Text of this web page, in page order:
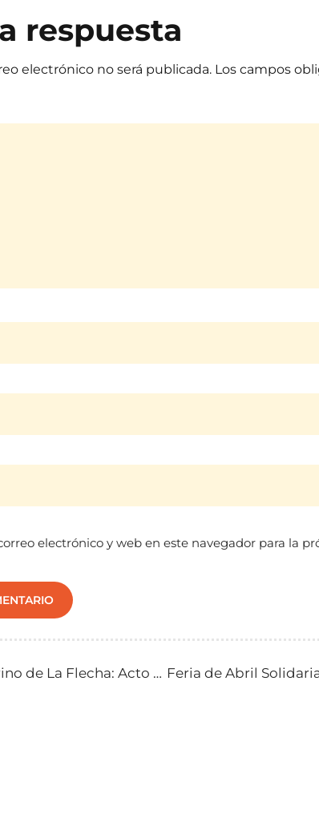
respuesta
electrónico no será publicada. Los campos
electrónico y web en este navegador para la
IX Festival Taurino de La Flecha: Acto de entrega cheque solidario